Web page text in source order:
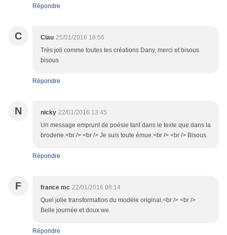
Répondre
C Clau 25/01/2016 18:56
Très joli comme toutes tes créations Dany, merci et bisous
bisous
Répondre
N nicky 22/01/2016 13:45
Un message emprunt de poésie tant dans le texte que dans la
broderie.<br /> <br /> Je suis toute émue.<br /> <br /> Bisous.
Répondre
F france mc 22/01/2016 08:14
Quel jolie transformation du modèle original,<br /> <br />
Belle journée et doux we.
Répondre